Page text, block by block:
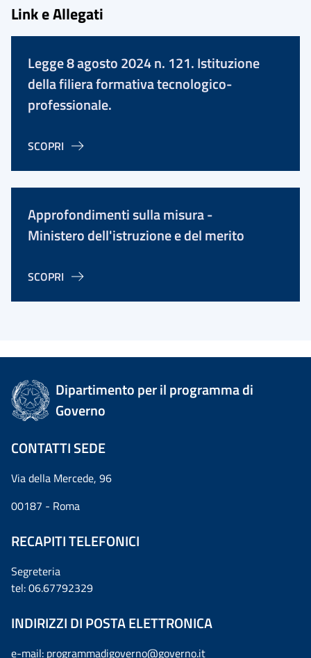
Link e Allegati
Legge 8 agosto 2024 n. 121. Istituzione
della filiera formativa tecnologico-
professionale.
SCOPRI
Approfondimenti sulla misura -
Ministero dell'istruzione e del merito
SCOPRI
Dipartimento per il programma di
Governo
CONTATTI SEDE
Via della Mercede, 96
00187 - Roma
RECAPITI TELEFONICI
Segreteria
tel: 06.67792329
INDIRIZZI DI POSTA ELETTRONICA
e-mail: programmadigoverno@governo.it